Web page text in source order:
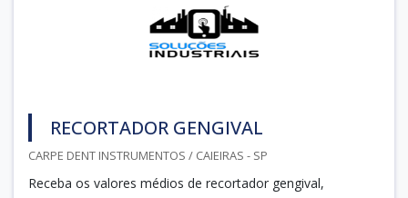
RECORTADOR GENGIVAL
CARPE DENT INSTRUMENTOS / CAIEIRAS - SP
Receba os valores médios de recortador gengival,